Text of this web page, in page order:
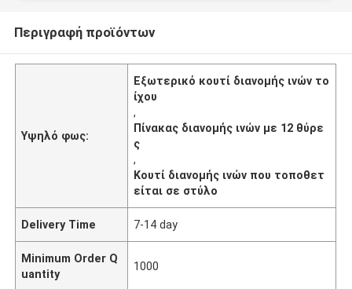
Περιγραφή προϊόντων
Υψηλό φως:
Εξωτερικό κουτί διανομής ινών το
ίχου
,
Πίνακας διανομής ινών με 12 θύρε
ς
,
Κουτί διανομής ινών που τοποθετ
είται σε στύλο
Delivery Time 7-14 day
Minimum Order Q
uantity
1000